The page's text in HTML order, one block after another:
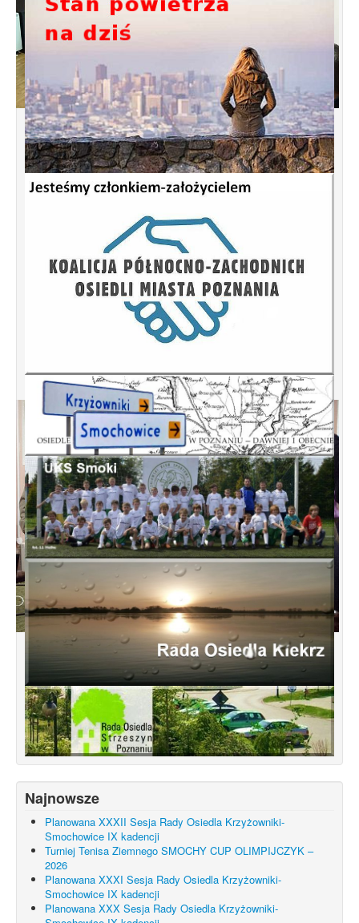
Spotkanie informacyjne w sprawie
budowy ulic Łebska, Łagowska,
Kociewska, Żukowska
Konsultacje dotyczące terenu
Smochowice Południe w rejonie ulic
położonych pomiędzy Wejherowską,
Starogardzką, Pniewską, Pelplińską.
Najnowsze
Planowana XXXII Sesja Rady Osiedla Krzyżowniki-
Smochowice IX kadencji
Turniej Tenisa Ziemnego SMOCHY CUP OLIMPIJCZYK –
2026
Planowana XXXI Sesja Rady Osiedla Krzyżowniki-
Smochowice IX kadencji
Planowana XXX Sesja Rady Osiedla Krzyżowniki-